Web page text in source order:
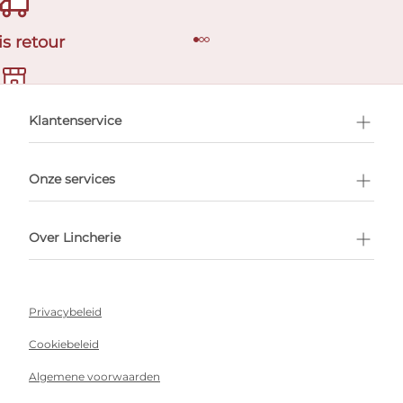
retour
afspraak
Klantenservice
Onze services
Over Lincherie
Privacybeleid
Cookiebeleid
Algemene voorwaarden